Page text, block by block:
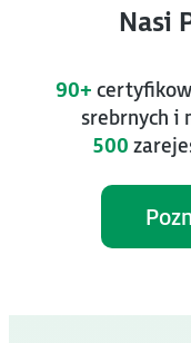
Nasi
90+
srebrnych i
500